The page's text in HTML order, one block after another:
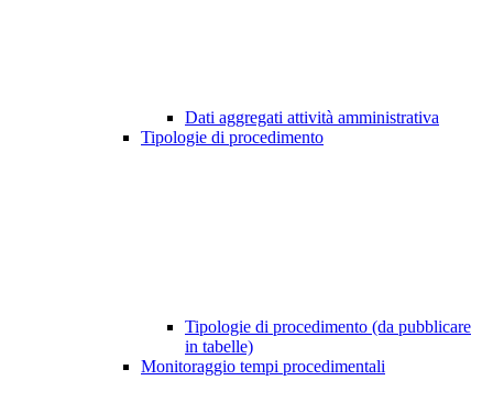
Dati aggregati attività amministrativa
Tipologie di procedimento
Tipologie di procedimento (da pubblicare
in tabelle)
Monitoraggio tempi procedimentali